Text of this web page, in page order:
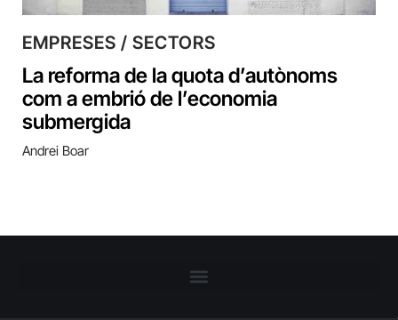
EMPRESES / SECTORS
La reforma de la quota d’autònoms
com a embrió de l’economia
submergida
Andrei Boar